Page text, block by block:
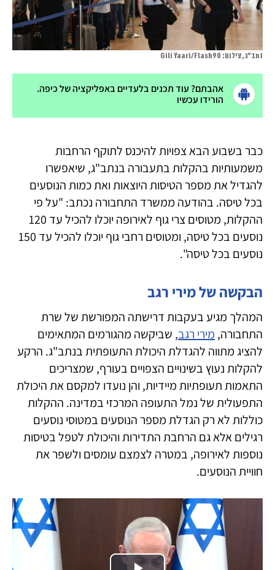
נתב"ג, צילום: Gili Yaari/Flash90
אהבתם? עוד תכנים בלעדיים באפליקציה של כיפה.
הורידו עכשיו
כבר בשבוע הבא צפויות להיכנס לתוקף הרחבות
משמעותיות בהקלות בתעבורה בנתב"ג, שיאפשרו
להגדיל את מספר הטיסות היוצאות ואת כמות הנוסעים
בכל טיסה. בהודעה ממשרד התחבורה נכתב: "על פי
ההקלות, מטוסים צרי גוף לאירופה יוכלו להכיל עד 120
נוסעים בכל טיסה, ומטוסים רחבי גוף יוכלו להכיל עד 150
נוסעים בכל טיסה".
הבקשה של מירי רגב
המהלך מגיע בעקבות דרישתה המפורשת של שרת
התחבורה, מירי רגב, שביקשה מהגורמים המתאימים
להציג מתווה להגדלת היכולת התעופתית בנתב"ג. הרקע
להקלות נעוץ בשינויים הצפויים בעורף, שמצריכים
התאמות תעופתיות מיידיות, והן נועדו למקסם את היכולת
התפעולית של נמל התעופה המרכזי במדינה. ההקלות
כוללות לא רק הגדלת מספר הנוסעים במטוסי נוסעים
רגילים אלא גם הרחבת התדירות והיכולת לטפל בטיסות
נוספות לאירופה, במטרה לצמצם עומסים ולשפר את
חוויית הנוסעים.